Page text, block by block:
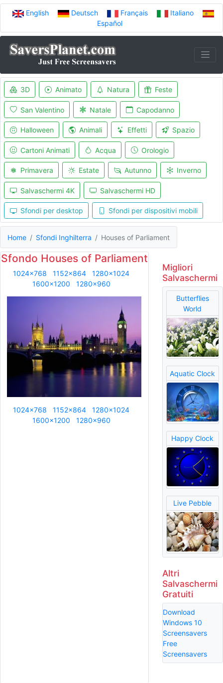
English Deutsch Français
Italiano
Español
3D Animato Natura Feste
San Valentino Natale Capodanno
Halloween Animali Effetti Spazio
Cartoni Animati Acqua Orologio
Primavera Estate Autunno Inverno
Salvaschermi 4K Salvaschermi HD
Sfondi per desktop Sfondi per dispositivi mobili
Home Sfondi Inghilterra Houses of Parliament
Sfondo Houses of Parliament
1024x768 1152x864
1280x1024
1600x1200
1280x960
1024x768 1152x864
1280x1024
1600x1200
1280x960
Migliori
Salvaschermi
Butterflies
World
Aquatic Clock
Happy Clock
Live Pebble
Altri
Salvaschermi
Gratuiti
Download
Windows 10
Screensavers
Free
Screensavers